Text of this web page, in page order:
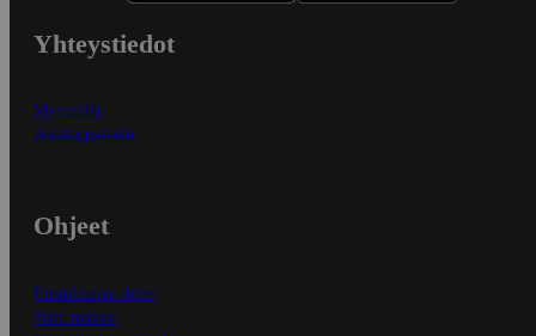
Yhteystiedot
Myymälät
Asiakaspalvelu
Ohjeet
Ensitilaajan ohjeet
Näin maksat